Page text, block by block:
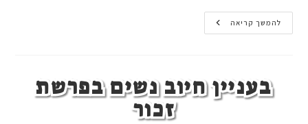
להמשך קריאה דין
עבד
בעניין חיוב נשים בפרשת
זכור